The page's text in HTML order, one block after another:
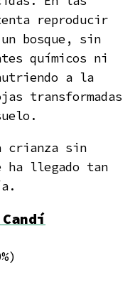
reproducir
bosque, sin
químicos ni
a la
transformadas
crianza sin
ha llegado tan